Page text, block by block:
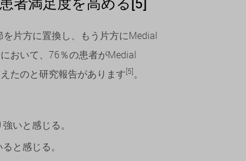
片方に置換し、もう片方にMedial
おいて、76％の患者がMedial
たのと研究報告があります[5]。
いと感じる。
と感じる。